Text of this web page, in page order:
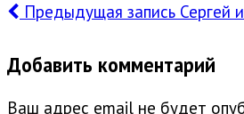
Предыдущая запись Сергей
Добавить комментарий
Ваш адрес email не будет